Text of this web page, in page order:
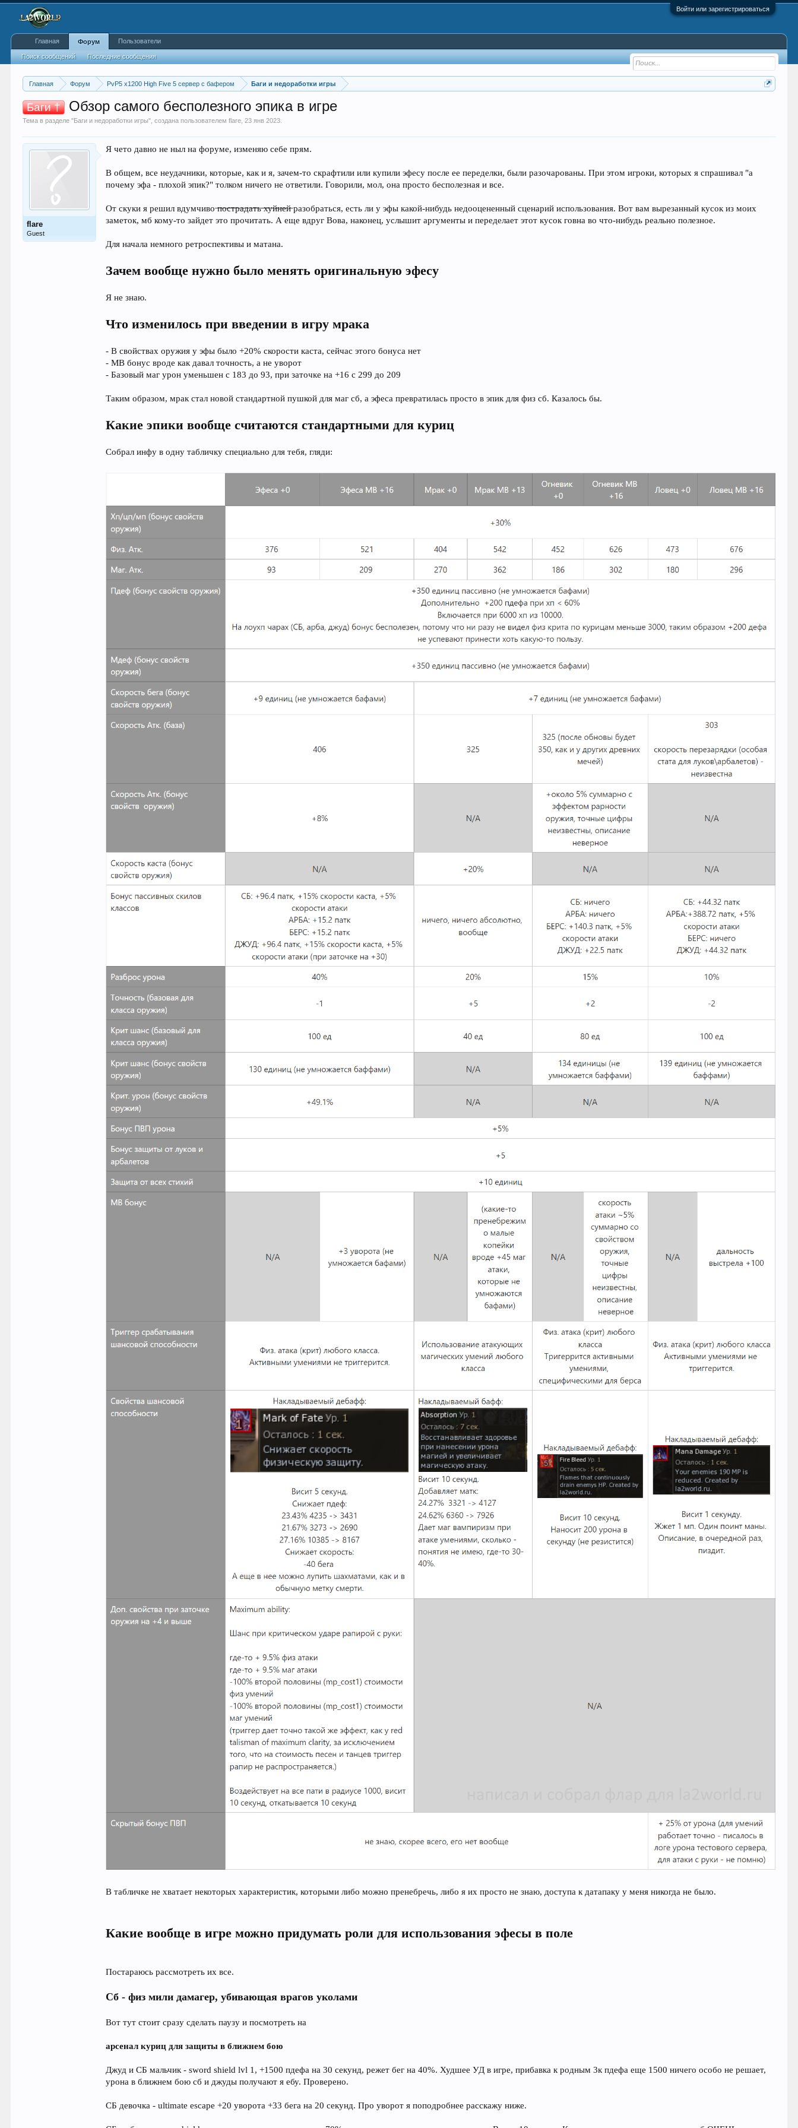
Войти или зарегистрироваться
Главная Форум PvP5 x1200 High Five 5 сервер с бафером Баги и недоработки игры
Баги † Обзор самого бесполезного эпика в игре
Тема в разделе "Баги и недоработки игры", создана пользователемflare ,23 янв 2023
flare
Guest
Я чето давно не ныл на форуме, изменяю себе прям.
В общем, все неудачники, которые, как и я, зачем-то скрафтили или купили эфесу после ее переделки, были разочарованы. При этом игроки, которых я спрашивал "а
почему эфа - плохой эпик?" толком ничего не ответили. Говорили, мол, она просто бесполезная и все.
От скуки я решил вдумчиво ̶п̶о̶с̶т̶р̶а̶д̶а̶т̶ь̶ ̶х̶у̶й̶н̶е̶й̶ разобраться, есть ли у эфы какой-нибудь недооцененный сценарий использования. Вот вам вырезанный кусок из моих
заметок, мб кому-то зайдет это прочитать. А еще вдруг Вова, наконец, услышит аргументы и переделает этот кусок говна во что-нибудь реально полезное.
Для начала немного ретроспективы и матана.
Зачем вообще нужно было менять оригинальную эфесу
Я не знаю.
Что изменилось при введении в игру мрака
- В свойствах оружия у эфы было +20% скорости каста, сейчас этого бонуса нет
- МВ бонус вроде как давал точность, а не уворот
- Базовый маг урон уменьшен c 183 до 93, при заточке на +16 с 299 до 209
Таким образом, мрак стал новой стандартной пушкой для маг сб, а эфеса превратилась просто в эпик для физ сб. Казалось бы.
Какие эпики вообще считаются стандартными для куриц
Собрал инфу в одну табличку специально для тебя, гляди:
В табличке не хватает некоторых характеристик, которыми либо можно пренебречь, либо я их просто не знаю, доступа к датапаку у меня никогда не было.
Какие вообще в игре можно придумать роли для использования эфесы в поле
Постараюсь рассмотреть их все.
Сб - физ мили дамагер, убивающая врагов уколами
Вот тут стоит сразу сделать паузу и посмотреть на
арсенал куриц для защиты в ближнем бою
Джуд и СБ мальчик - sword shield lvl 1, +1500 пдефа на 30 секунд, режет бег на 40%. Худшее УД в игре, прибавка к родным 3к пдефа еще 1500 ничего особо не решает,
урона в ближнем бою сб и джуды получают я ебу. Проверено.
СБ девочка - ultimate escape +20 уворота +33 бега на 20 секунд. Про уворот я поподробнее расскажу ниже.
Главная Форум
Поиск сообщений Последние сообщения
Пользователи